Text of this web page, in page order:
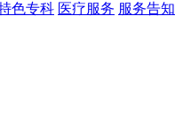
色专科 医疗服务 服务告知